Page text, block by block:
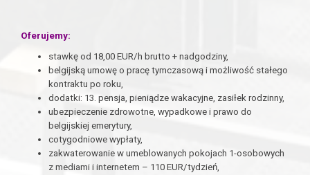
Oferujemy:
stawkę od 18,00 EUR/h brutto + nadgodziny,
belgijską umowę o pracę tymczasową i możliwość stałego
kontraktu po roku,
dodatki: 13. pensja, pieniądze wakacyjne, zasiłek rodzinny,
ubezpieczenie zdrowotne, wypadkowe i prawo do
belgijskiej emerytury,
cotygodniowe wypłaty,
zakwaterowanie w umeblowanych pokojach 1-osobowych
z mediami i internetem – 110 EUR/tydzień,